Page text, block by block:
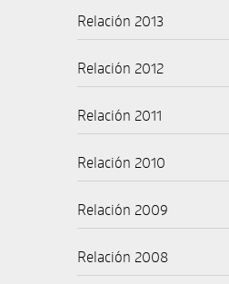
Relación 2013
Relación 2012
Relación 2011
Relación 2010
Relación 2009
Relación 2008